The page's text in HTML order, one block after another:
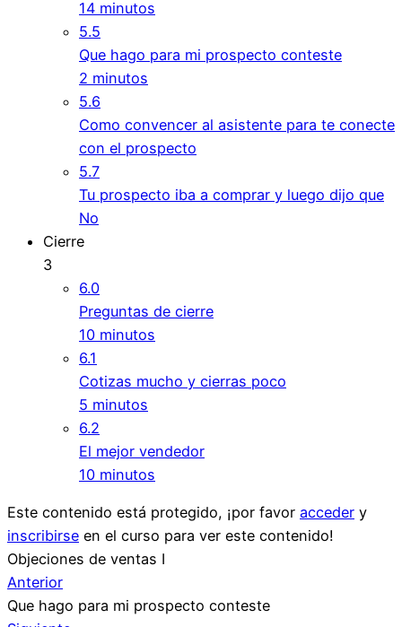
14 minutos
5.5
Que hago para mi prospecto conteste
2 minutos
5.6
Como convencer al asistente para te conecte
con el prospecto
5.7
Tu prospecto iba a comprar y luego dijo que
No
Cierre
3
6.0
Preguntas de cierre
10 minutos
6.1
Cotizas mucho y cierras poco
5 minutos
6.2
El mejor vendedor
10 minutos
Este contenido está protegido, ¡por favor acceder y
inscribirse en el curso para ver este contenido!
Objeciones de ventas I
Anterior
Que hago para mi prospecto conteste